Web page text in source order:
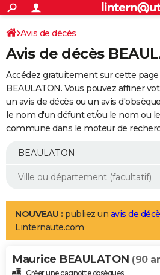
ACTUALITÉS
Politique
Société
Faits Divers
Education
Monde
Villes
+
SPORT
Coupe du monde 2026
Football
Tennis
Cyclisme
Rugby
Forum
Programme TV
TNT
Streaming
Cinéma
Sorties cinéma
Musique
+
FINANCE
Impôts
Immobilier
Risques naturels par ville
Banque
Assurance
Crédit
AUTO
Essais
Réserver un essai
Citadines
Berlines
SUV
Forum auto
+
Mobiles
Meilleur smartphone
Internet
Ordinateurs
Jeux vidéo
Guide high-tech
Aménagement intérieur
LIFESTYLE
Art de vivre
Bien-être
Loisirs
Mode
Modes de vie
Alimentation
Guide de la santé
Maladies
Médicaments
Sommeil
VOYAGE
Avis de décès
Avis de décès
Accédez gratuitement sur cette page
BEAULATON. Vous pouvez affiner
un avis de décès ou un avis
le nom d'un défunt et/ou le nom ou
commune dans le moteur de
NOUVEAU : publiez un avis de
Linternaute.com
Maurice BEAULATON (90
Créer une cagnotte obsèques